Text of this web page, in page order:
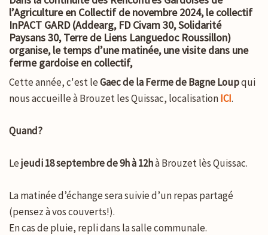
l’Agriculture en Collectifde novembre 2024, le collectif
InPACT GARD (Addearg, FD Civam 30, Solidarité
Paysans 30, Terre de Liens Languedoc Roussillon)
organise, le temps d’une matinée, une visite dans une
ferme gardoise en collectif,
Cette année, c'est leGaec de la Ferme de Bagne Loupqui
nous accueille à Brouzet les Quissac, localisationICI.
Quand?
Lejeudi 18 septembre de 9h à 12hà Brouzet lès Quissac.
La matinée d’échange sera suivie d’un repas partagé
(pensez à vos couverts!).
En cas de pluie, repli dans la salle communale.